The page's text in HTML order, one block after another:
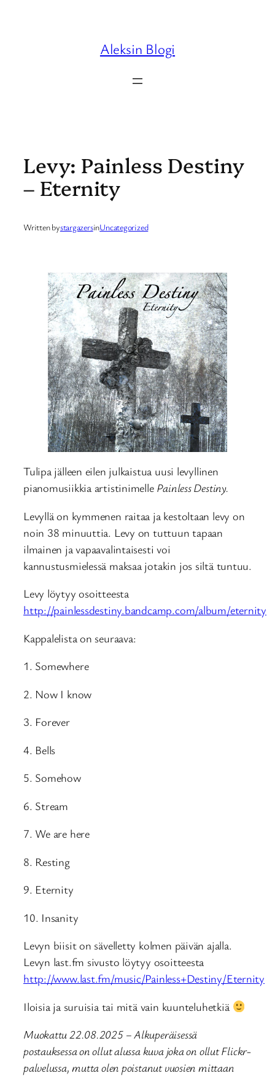
Aleksin Blogi
Levy: Painless Destiny
– Eternity
Written bystargazersinUncategorized
Tulipa jälleen eilen julkaistua uusi levyllinen
pianomusiikkia artistinimelle Painless Destiny.
Levyllä on kymmenen raitaa ja kestoltaan levy on
noin 38 minuuttia. Levy on tuttuun tapaan
ilmainen ja vapaavalintaisesti voi
kannustusmielessä maksaa jotakin jos siltä tuntuu.
Levy löytyy osoitteesta
http://painlessdestiny.bandcamp.com/album/eternity
Kappalelista on seuraava:
1. Somewhere
2. Now I know
3. Forever
4. Bells
5. Somehow
6. Stream
7. We are here
8. Resting
9. Eternity
10. Insanity
Levyn biisit on sävelletty kolmen päivän ajalla.
Levyn last.fm sivusto löytyy osoitteesta
http://www.last.fm/music/Painless+Destiny/Eternity
Iloisia ja suruisia tai mitä vain kuunteluhetkiä
Muokattu 22.08.2025 – Alkuperäisessä
postauksessa on ollut alussa kuva joka on ollut Flickr-
palvelussa, mutta olen poistanut vuosien mittaan